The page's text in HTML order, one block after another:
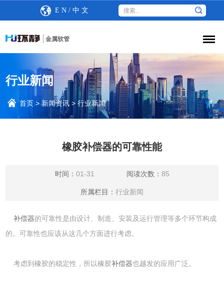
E N/ 中 文
金属软管
行业新闻
首页>新闻资讯 >行业新闻
橡胶补偿器的可靠性能
时间： 01-31 阅读次数： 85
所属栏目： 行业新闻
补偿器的可靠性是由设计、制造、安装及运行管理等多个环节构成
的。可靠性也应该从这几个方面进行考虑。
考虑到橡胶的稳定性，所以橡胶补偿器也越发的应用广泛。